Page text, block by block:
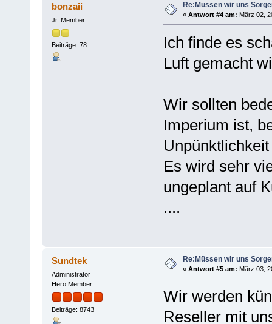
bonzaii
Jr. Member
Beiträge: 78
Re:Müssen wir uns
« Antwort #4 am: März 02,
Ich finde es
Luft gemacht
Wir sollten
Imperium ist,
Es wird sehr
ungeplant auf
....
Sundtek
Administrator
Hero Member
Beiträge: 8743
Re:Müssen wir uns
« Antwort #5 am: März 03,
Wir werden
Reseller mit